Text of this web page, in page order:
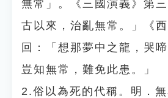
無常」。《三國演義》第
古以來，治亂無常。」《
回：「想那夢中之龍，哭
豈知無常，難免此患。」
2.俗以為死的代稱。明．